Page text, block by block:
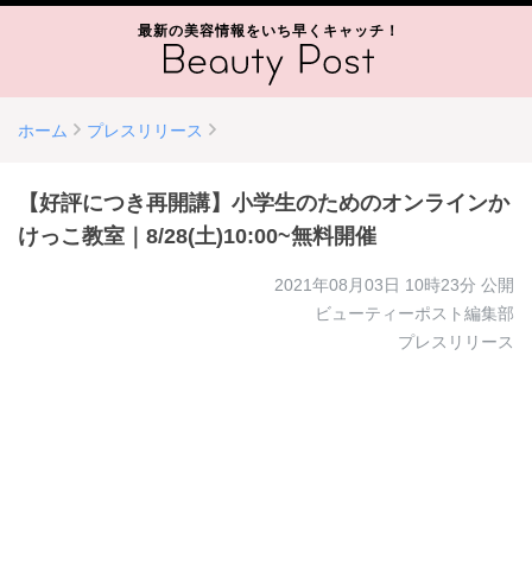
最新の美容情報をいち早くキャッチ！
ホーム プレスリリース
【好評につき再開講】小学生のためのオンラインか
けっこ教室｜8/28(土)10:00~無料開催
2021年08月03日 10時23分 公開
ビューティーポスト編集部
プレスリリース